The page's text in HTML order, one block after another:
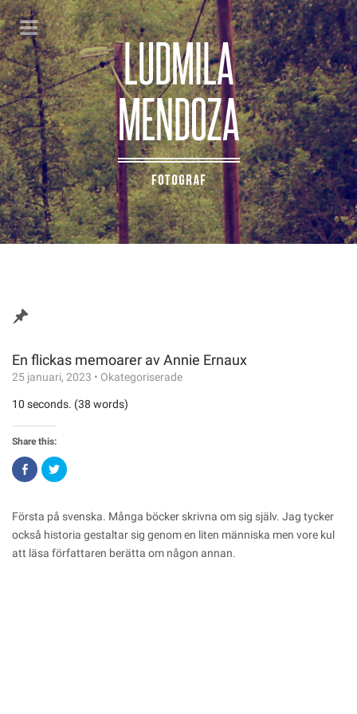
En flickas memoarer av Annie Ernaux
25 januari, 2023 • Okategoriserade
10 seconds. (38 words)
Share this:
Click
to
share
(Opens
in
new
Click
to
(Opens
in
new
window)
Första på svenska. Många böcker skrivna om sig själv. Jag tycker
också historia gestaltar sig genom en liten människa men vore kul
att läsa författaren berätta om någon annan.